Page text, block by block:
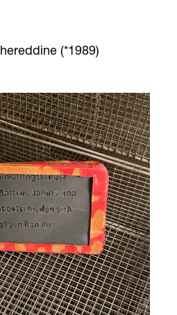
(*1989)